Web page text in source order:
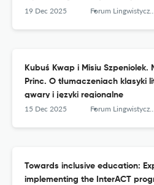
zespołem Aspergera: analiza
19 Dec 2025 Forum Lingwistyczne
Kubuś Kwap i Misiu Szpeniolek.
Princ. O tłumaczeniach klasyki
gwary i języki regionalne
15 Dec 2025 Forum Lingwistyczne
Towards inclusive education:
implementing the InterACT